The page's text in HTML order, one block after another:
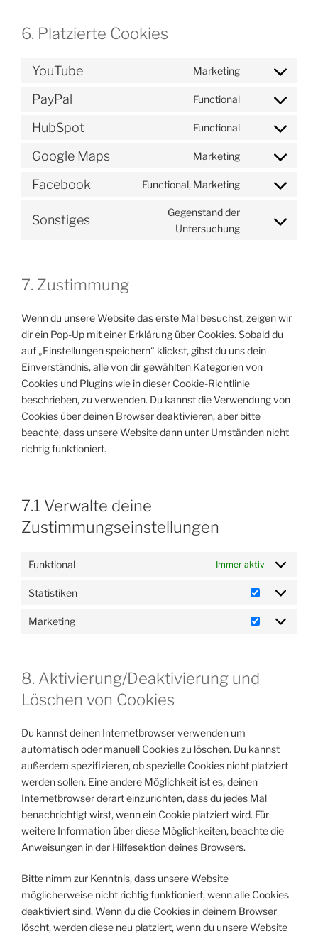
6. Platzierte Cookies
YouTube Marketing
Consent
service
youtube
PayPal Functional
Consent
service
paypal
HubSpot Functional
Consent
service
hubspot
Google Maps Marketing
Consent
service
Facebook Functional, Marketing
Consent
service
Sonstiges
Gegenstand der
Untersuchung
Consent
7. Zustimmung
Wenn du unsere Website das erste Mal besuchst, zeigen wir
dir ein Pop-Up mit einer Erklärung über Cookies. Sobald du
auf „Einstellungen speichern“ klickst, gibst du uns dein
Einverständnis, alle von dir gewählten Kategorien von
Cookies und Plugins wie in dieser Cookie-Richtlinie
beschrieben, zu verwenden. Du kannst die Verwendung von
Cookies über deinen Browser deaktivieren, aber bitte
beachte, dass unsere Website dann unter Umständen nicht
richtig funktioniert.
7.1 Verwalte deine
Zustimmungseinstellungen
Funktional Immer aktiv
Statistiken
Statistiken
Marketing
Marketing
8. Aktivierung/Deaktivierung und
Löschen von Cookies
Du kannst deinen Internetbrowser verwenden um
automatisch oder manuell Cookies zu löschen. Du kannst
außerdem spezifizieren, ob spezielle Cookies nicht platziert
werden sollen. Eine andere Möglichkeit ist es, deinen
Internetbrowser derart einzurichten, dass du jedes Mal
benachrichtigt wirst, wenn ein Cookie platziert wird. Für
weitere Information über diese Möglichkeiten, beachte die
Anweisungen in der Hilfesektion deines Browsers.
Bitte nimm zur Kenntnis, dass unsere Website
möglicherweise nicht richtig funktioniert, wenn alle Cookies
deaktiviert sind. Wenn du die Cookies in deinem Browser
löscht, werden diese neu platziert, wenn du unsere Website